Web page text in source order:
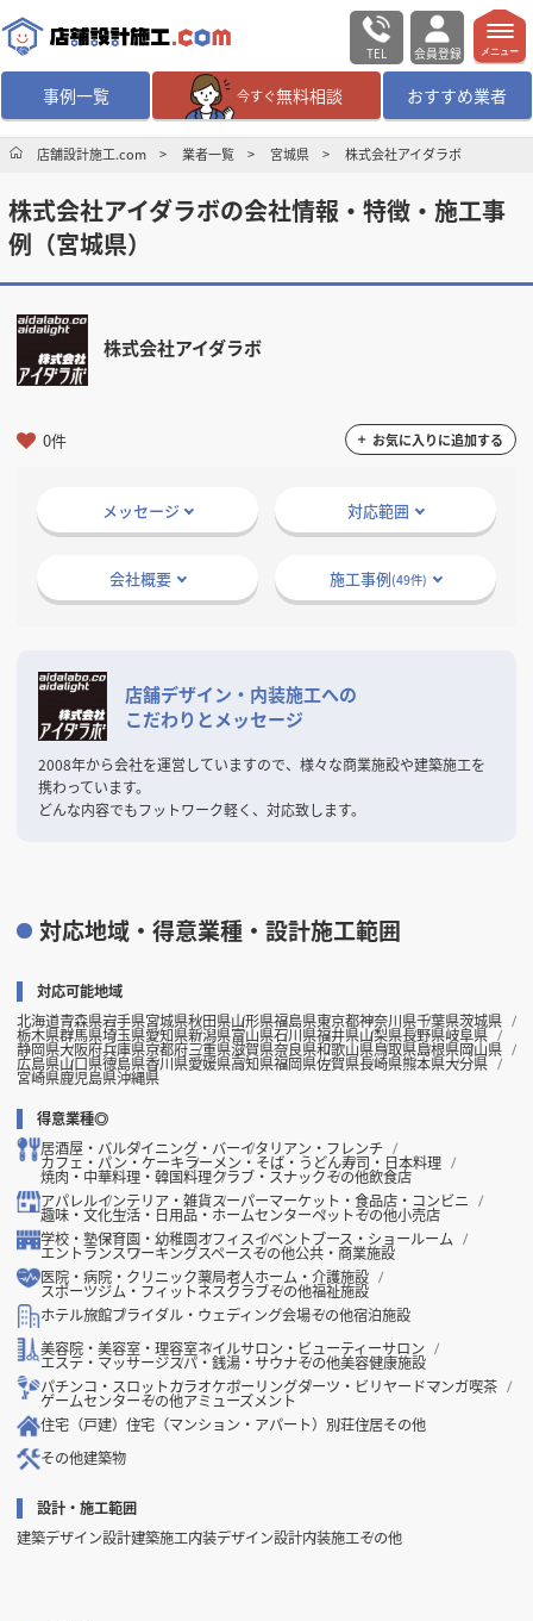
TEL 会員登録
事例一覧 今すぐ無料相談 おすすめ業者
無料相談 ログイン／会員登録
デザイン設計・施工業者を探す
店舗・商業施設の施工事例を探す
マッチング案件一覧
メニュー
店舗設計施工.com 業者一覧 宮城県 株式会社アイダラボ
株式会社アイダラボの会社情報・特徴・施工事
例（宮城県）
株式会社アイダラボ
0件 お気に入りに追加する
メッセージ 対応範囲
会社概要 施工事例(49件)
店舗デザイン・内装施工への
こだわりとメッセージ
2008年から会社を運営していますので、様々な商業施設や建築施工を
携わっています。
どんな内容でもフットワーク軽く、対応致します。
対応地域・得意業種・設計施工範囲
対応可能地域
北海道青森県岩手県宮城県秋田県山形県福島県東京都神奈川県千葉県茨城県
栃木県群馬県埼玉県愛知県新潟県富山県石川県福井県山梨県長野県岐阜県
静岡県大阪府兵庫県京都府三重県滋賀県奈良県和歌山県鳥取県島根県岡山県
広島県山口県徳島県香川県愛媛県高知県福岡県佐賀県長崎県熊本県大分県
宮崎県鹿児島県沖縄県
得意業種◎
居酒屋・バルダイニング・バーイタリアン・フレンチ
カフェ・パン・ケーキラーメン・そば・うどん寿司・日本料理
焼肉・中華料理・韓国料理クラブ・スナックその他飲食店
アパレルインテリア・雑貨スーパーマーケット・食品店・コンビニ
趣味・文化生活・日用品・ホームセンターペットその他小売店
学校・塾保育園・幼稚園オフィスイベントブース・ショールーム
エントランスワーキングスペースその他公共・商業施設
医院・病院・クリニック薬局老人ホーム・介護施設
スポーツジム・フィットネスクラブその他福祉施設
ホテル旅館ブライダル・ウェディング会場その他宿泊施設
美容院・美容室・理容室ネイルサロン・ビューティーサロン
エステ・マッサージスパ・銭湯・サウナその他美容健康施設
パチンコ・スロットカラオケボーリングダーツ・ビリヤードマンガ喫茶
ゲームセンターその他アミューズメント
住宅（戸建） 住宅（マンション・アパート） 別荘住居その他
その他建築物
設計・施工範囲
建築デザイン設計建築施工内装デザイン設計内装施工その他